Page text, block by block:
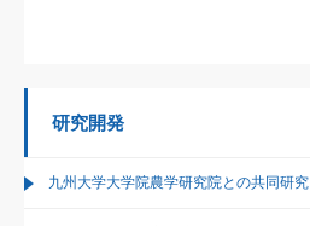
研究開発
九州大学大学院農学研究院との共同研究